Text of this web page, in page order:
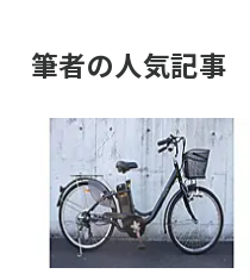
筆者の人気記事